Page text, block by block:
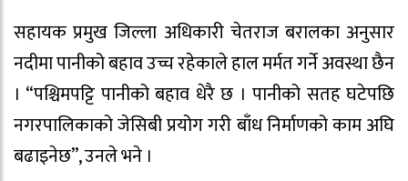
सहायक प्रमुख जिल्ला अधिकारी चेतराज बरालका अनुसार
नदीमा पानीको बहाव उच्च रहेकाले हाल मर्मत गर्ने अवस्था छैन
। “पश्चिमपट्टि पानीको बहाव धेरै छ । पानीको सतह घटेपछि
नगरपालिकाको जेसिबी प्रयोग गरी बाँध निर्माणको काम अघि
बढाइनेछ”, उनले भने ।